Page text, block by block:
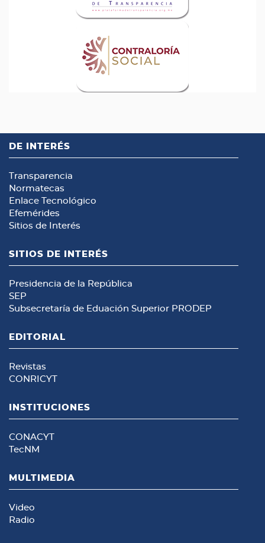
DE INTERÉS
Transparencia
Normatecas
Enlace Tecnológico
Efemérides
Sitios de Interés
SITIOS DE INTERÉS
Presidencia de la República
SEP
Subsecretaría de Eduación Superior PRODEP
EDITORIAL
Revistas
CONRICYT
INSTITUCIONES
CONACYT
TecNM
MULTIMEDIA
Video
Radio